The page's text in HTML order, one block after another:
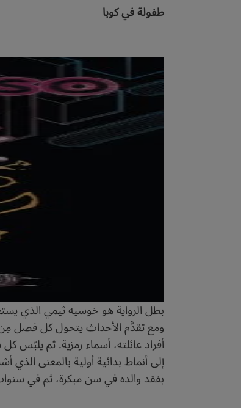
طفولة في كوبا
بطل الرواية هو خوسيه ثيمي الذي
ومع تقدَّم الأحداث يتحول كل فصل
أفراد عائلته، أسماء رمزية. ثم يلبّس
إلى أنماط بدائية أولية بالمعنى
بفقد والده في سن مبكرة، ثم في